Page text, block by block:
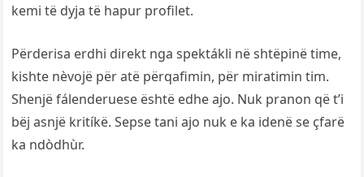
kemi të dyja të hapur profilet.
Përderisa erdhi direkt nga spektákli në shtëpinë time,
kishte nèvojë për atë përqafimin, për miratimin tim.
Shenjë fálenderuese është edhe ajo. Nuk pranon që t’i
bëj asnjë kritíkë. Sepse tani ajo nuk e ka idenë se çfarë
ka ndòdhùr.